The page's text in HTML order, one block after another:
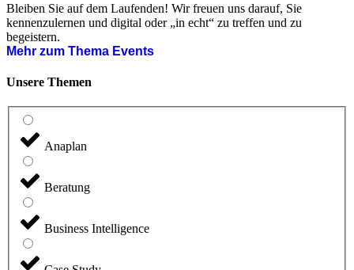
Bleiben Sie auf dem Laufenden! Wir freuen uns darauf, Sie
kennenzulernen und digital oder „in echt“ zu treffen und zu
begeistern.
Mehr zum Thema Events
Unsere Themen
Anaplan
Beratung
Business Intelligence